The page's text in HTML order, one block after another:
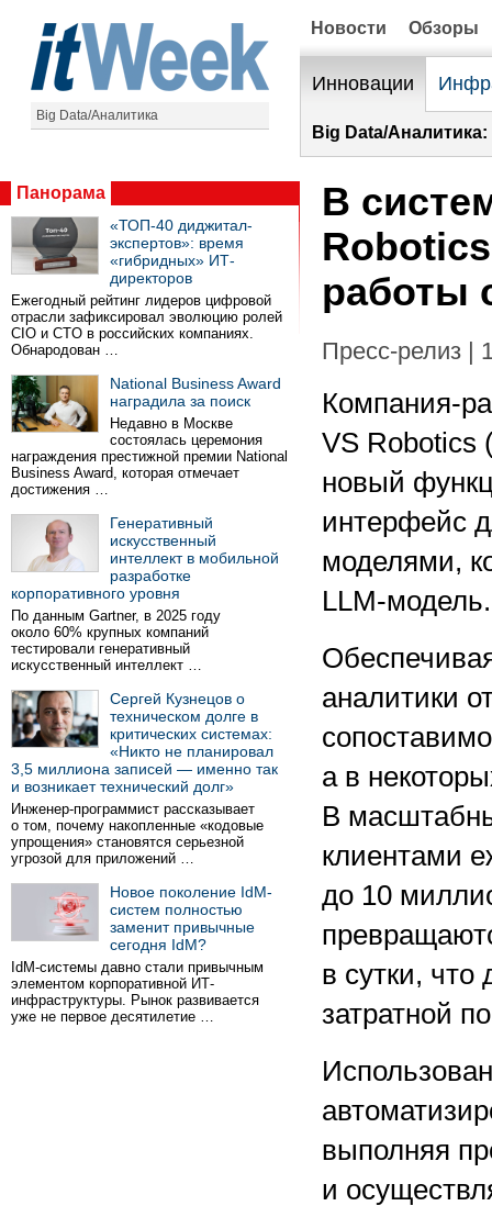
Big Data/Аналитика
Новости Обзоры
Инновации
Big Data/Аналитика:
Панорама
«ТОП-40 диджитал-
экспертов»: время
«гибридных» ИТ-
директоров
Ежегодный рейтинг лидеров цифровой
отрасли зафиксировал эволюцию ролей
CIO и CTO в российских компаниях.
Обнародован …
National Business Award
наградила за поиск
Недавно в Москве
состоялась церемония
награждения престижной премии National
Business Award, которая отмечает
достижения …
Генеративный
искусственный
интеллект в мобильной
разработке
корпоративного уровня
По данным Gartner, в 2025 году
около 60% крупных компаний
тестировали генеративный
искусственный интеллект …
Сергей Кузнецов о
техническом долге в
критических системах:
«Никто не планировал
3,5 миллиона записей — именно так
и возникает технический долг»
Инженер-программист рассказывает
о том, почему накопленные «кодовые
упрощения» становятся серьезной
угрозой для приложений …
Новое поколение IdM-
систем полностью
заменит привычные
сегодня IdM?
IdM-системы давно стали привычным
элементом корпоративной ИТ-
инфраструктуры. Рынок развивается
уже не первое десятилетие …
В
работы
Пресс-релиз |
Компания-
VS Robotics
новый
интерфейс
моделями,
LLM-модель.
аналитики
а в
В
клиентами
до 10
в сутки, что
затратной
выполняя
и